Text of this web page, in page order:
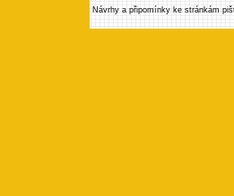
Návrhy a připomínky ke stránkám